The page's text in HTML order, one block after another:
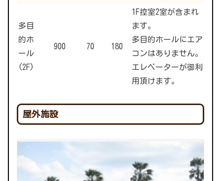
多目
的ホ
ール
(2F)
900 70 180
1F控室2室が含まれ
ます。
多目的ホールにエア
コンはありません。
エレベーターが御利
用頂けます。
屋外施設